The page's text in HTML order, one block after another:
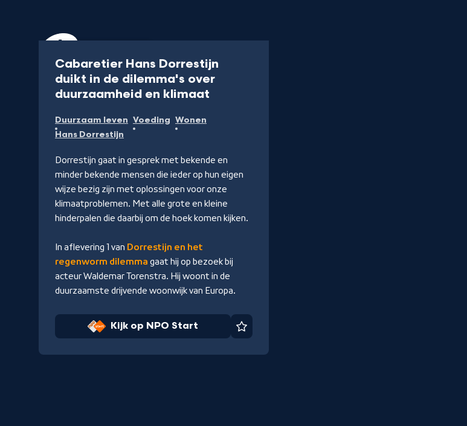
Cabaretier Hans Dorrestijn
duikt in de dilemma's over
duurzaamheid en klimaat
Start
Duurzaam leven Voeding Wonen
Hans Dorrestijn
Dorrestijn gaat in gesprek met bekende en
minder bekende mensen die ieder op hun eigen
wijze bezig zijn met oplossingen voor onze
klimaatproblemen. Met alle grote en kleine
hinderpalen die daarbij om de hoek komen kijken.
In aflevering 1 van Dorrestijn en het
regenworm dilemma gaat hij op bezoek bij
acteur Waldemar Torenstra. Hij woont in de
duurzaamste drijvende woonwijk van Europa.
Kijk op NPO Start Favoriet